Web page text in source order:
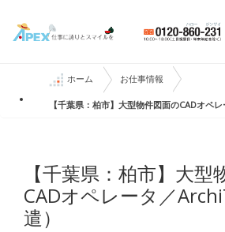
ホーム お仕事情報
【千葉県：柏市】大型物件図面のCADオペ
【千葉県：柏市】大型
CADオペレータ／
遣）